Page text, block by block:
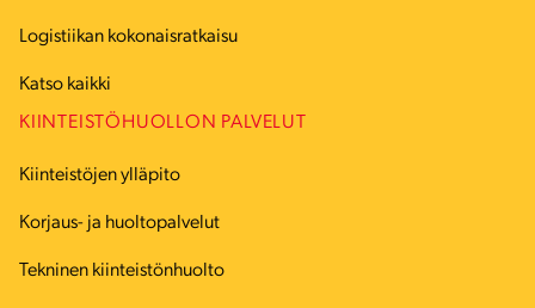
Logistiikan kokonaisratkaisu
Katso kaikki
KIINTEISTÖHUOLLON PALVELUT
Kiinteistöjen ylläpito
Korjaus- ja huoltopalvelut
Tekninen kiinteistönhuolto